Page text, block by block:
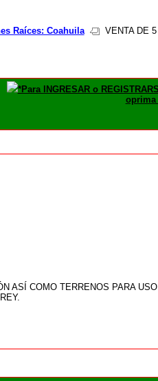
Raíces: Coahuila
VENTA DE 5
*Para INGRESAR o
oprima
ASÍ COMO TERRENOS PARA